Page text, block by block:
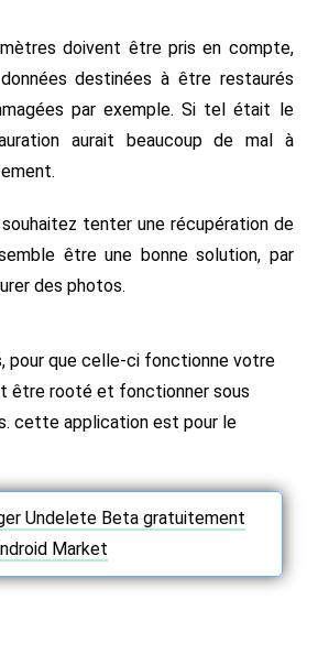
doivent être pris en compte,
destinées à être restaurés
par exemple. Si tel était le
aurait beaucoup de mal à
souhaitez tenter une récupération de
être une bonne solution, par
des photos.
que celle-ci fonctionne votre
être rooté et fonctionner sous
cette application est pour le
Undelete Beta gratuitement
Market